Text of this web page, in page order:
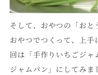
そして、おやつの「お
おやつでつくって、上
回は「手作りいちごジ
ジャムパン」にしてみ